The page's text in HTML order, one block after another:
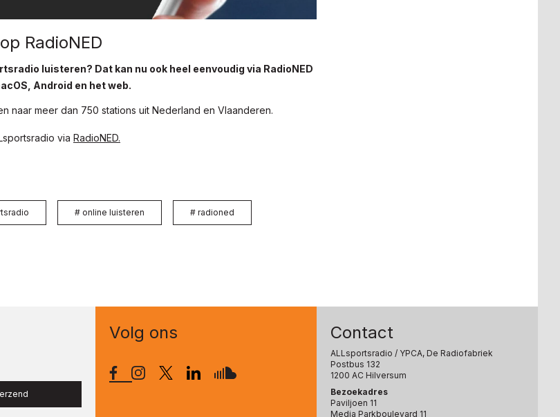
RadioNED
luisteren? Dat kan nu ook heel eenvoudig via RadioNED
Android en het web.
naar meer dan 750 stations uit Nederland en Vlaanderen.
via RadioNED.
# online luisteren # radioned
Volg ons Contact
ALLsportsradio / YPCA, De Radiofabriek
Postbus 132
1200 AC Hilversum
Bezoekadres
Paviljoen 11
Media Parkboulevard 11